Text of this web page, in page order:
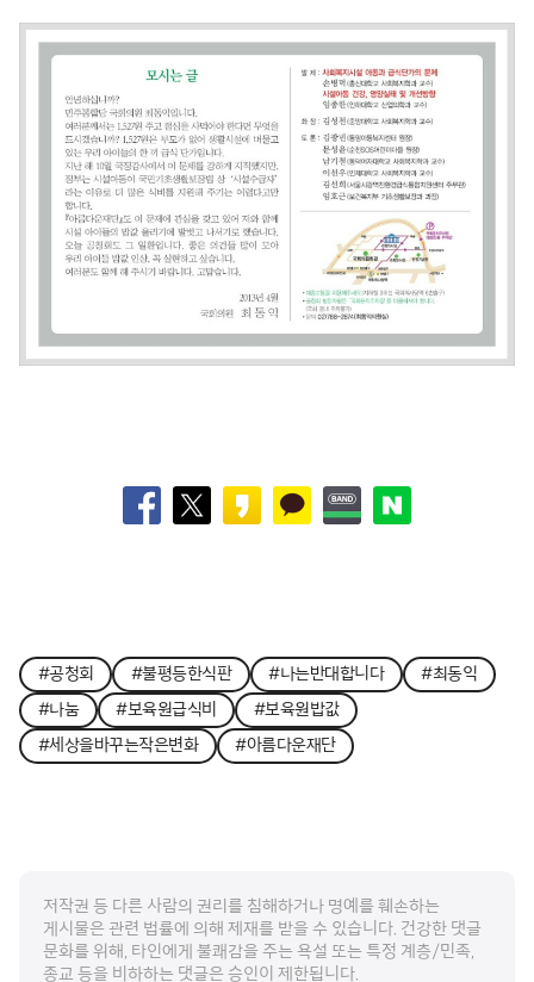
#공청회 #불평등한식판 #나는반대합니다
#최동익
#나눔
#보육원급식비
#보육원밥값
#세상을바꾸는작은변화
#아름다운재단